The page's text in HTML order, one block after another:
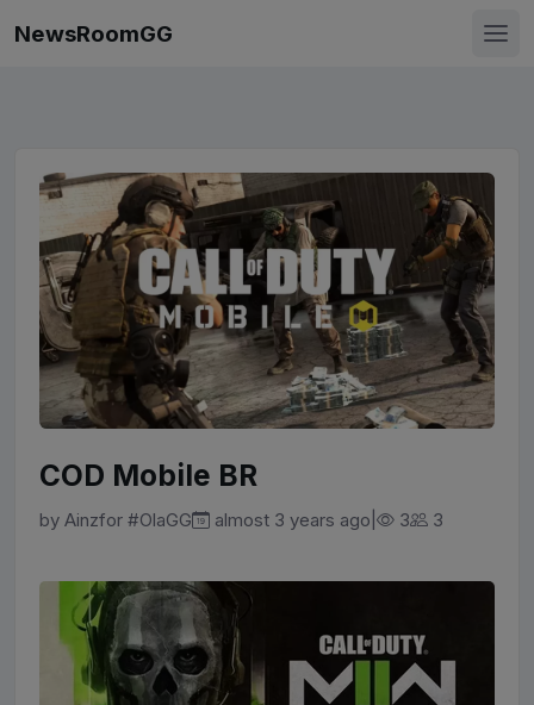
NewsRoomGG
COD Mobile BR
by Ainzfor #OlaGG almost 3 years ago 3 3